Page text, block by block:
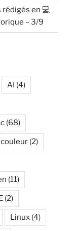
rédigés en 💻
– 3/9
AI (4)
(68)
couleur (2)
(11)
(2)
Linux (4)